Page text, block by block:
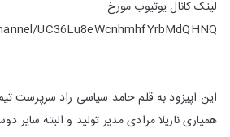
لینک کانال یوتیوب مورخ
UC36Lu8eWcnhmhfYrbMdQHNQ
این اپیزود به قلم حامد سیاسی راد سرپرست
همیاری نازیلا مرادی مدیر تولید و البته سایر